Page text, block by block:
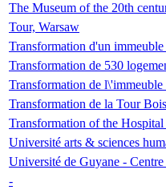
The Museum of the 20th
Tour, Warsaw
Transformation d'un
Transformation de 530
Transformation de
Transformation de la Tour
Transformation of the
Université arts & sciences
Université de Guyane -
-